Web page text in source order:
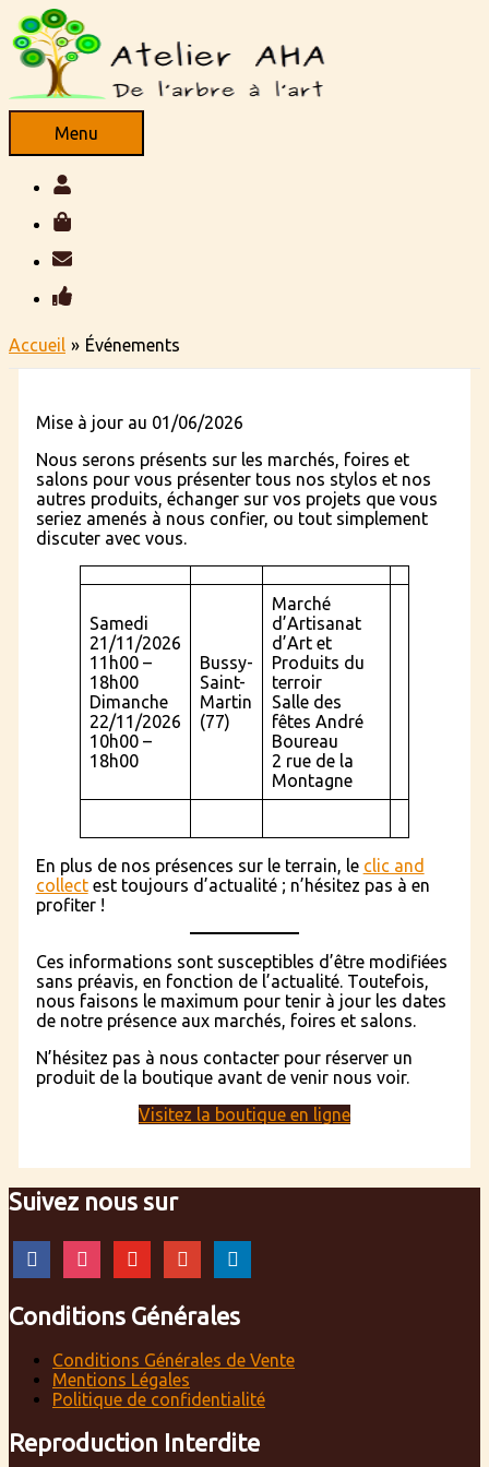
Aller
au
contenu
Menu
Menu
Accueil Événements
Mise à jour au 01/06/2026
Nous serons présents sur les marchés, foires et
salons pour vous présenter tous nos stylos et nos
autres produits, échanger sur vos projets que vous
seriez amenés à nous confier, ou tout simplement
discuter avec vous.
Samedi
21/11/2026
11h00 –
18h00
Dimanche
22/11/2026
10h00 –
18h00
Bussy-
Saint-
Martin
(77)
Marché
d’Artisanat
d’Art et
Produits du
terroir
Salle des
fêtes André
Boureau
2 rue de la
Montagne
En plus de nos présences sur le terrain, le clic and
collectest toujours d’actualité ; n’hésitez pas à en
profiter !
Ces informations sont susceptibles d’être modifiées
sans préavis, en fonction de l’actualité. Toutefois,
nous faisons le maximum pour tenir à jour les dates
de notre présence aux marchés, foires et salons.
N’hésitez pas à nous contacter pour réserver un
produit de la boutique avant de venir nous voir.
Visitez la boutique en ligne
Suivez nous sur
facebookinstagramyoutube google linkedin
Conditions Générales
Conditions Générales de Vente
Mentions Légales
Politique de confidentialité
Reproduction Interdite